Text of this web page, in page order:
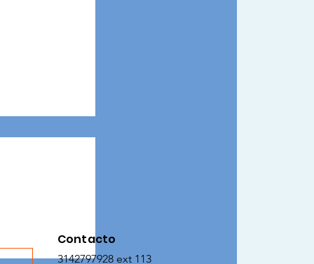
Contacto
3142797928 ext 113